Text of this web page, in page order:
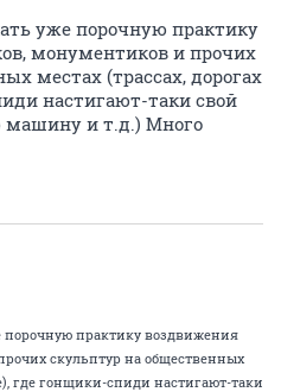
уже порочную практику
монументиков и прочих
местах (трассах, дорогах
настигают-таки свой
машину и т.д.) Много
порочную практику воздвижения
скульптур на общественных
где гонщики-спиди настигают-таки